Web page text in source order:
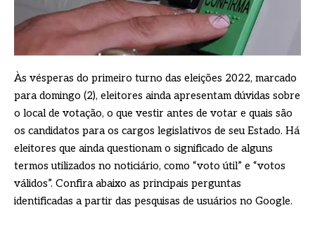
Às vésperas do primeiro turno das eleições 2022, marcado
para domingo (2), eleitores ainda apresentam dúvidas sobre
o local de votação, o que vestir antes de votar e quais são
os candidatos para os cargos legislativos de seu Estado. Há
eleitores que ainda questionam o significado de alguns
termos utilizados no noticiário, como “voto útil” e “votos
válidos”. Confira abaixo as principais perguntas
identificadas a partir das pesquisas de usuários no Google.